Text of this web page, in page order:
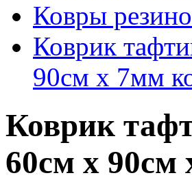
Ковры
Коврик
90см х 7мм
Коврик
60см x